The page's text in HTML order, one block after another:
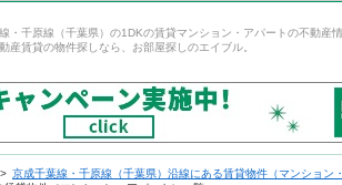
・千原線（千葉県）の1DKの賃貸マンション・アパートの不動産
産賃貸の物件探しなら、お部屋探しのエイブル。
京成千葉線・千原線（千葉県）沿線にある賃貸物件（マンション